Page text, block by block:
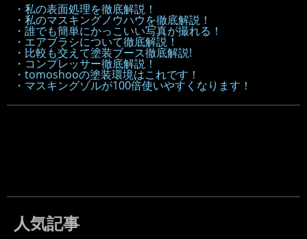
・私の表面処理を徹底解説！
・私のマスキングノウハウを徹底解説！
・誰でも簡単にかっこいい写真が撮れる！
・エアブラシについて徹底解説！
・比較も交えて塗装ブース徹底解説!
・コンプレッサー徹底解説！
・tomoshooの塗装環境はこれです！
・マスキングゾルが100倍使いやすくなります！
人気記事